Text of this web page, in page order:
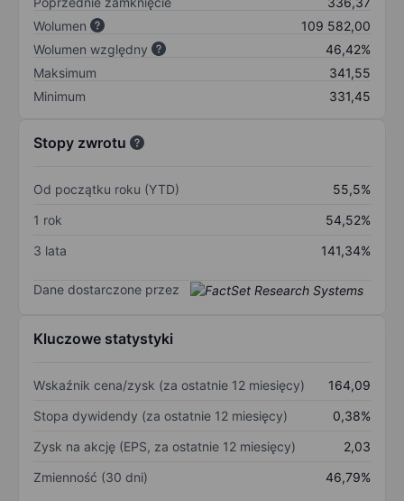
Wolumen
109 582,00
Wolumen względny
46,42%
Maksimum
341,55
Minimum
331,45
Stopy zwrotu
Od początku roku (YTD)
55,5%
1 rok
54,52%
3 lata
141,34%
Dane dostarczone przez
Kluczowe statystyki
Wskaźnik cena/zysk (za ostatnie 12 miesięcy)
164,09
Stopa dywidendy (za ostatnie 12 miesięcy)
0,38%
Zysk na akcję (EPS, za ostatnie 12 miesięcy)
2,03
Zmienność (30 dni)
46,79%